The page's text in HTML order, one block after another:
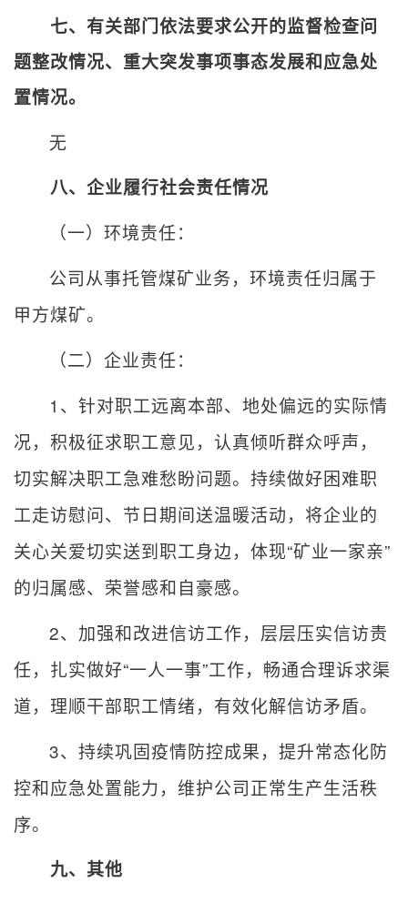
七、有关部门依法要求公开的监督检查问
题整改情况、重大突发事项事态发展和应急处
置情况。
无
八、企业履行社会责任情况
（一）环境责任：
公司从事托管煤矿业务，环境责任归属于
甲方煤矿。
（二）企业责任：
1 、针对职工远离本部、地处偏远的实际情
况，积极征求职工意见，认真倾听群众呼声，
切实解决职工急难愁盼问题。持续做好困难职
工走访慰问、节日期间送温暖活动，将企业的
关心关爱切实送到职工身边，体现“矿业一家亲”
的归属感、荣誉感和自豪感。
2、加强和改进信访工作，层层压实信访责
任，扎实做好“一人一事”工作，畅通合理诉求渠
道，理顺干部职工情绪，有效化解信访矛盾。
3、持续巩固疫情防控成果，提升常态化防
控和应急处置能力，维护公司正常生产生活秩
序。
九、其他